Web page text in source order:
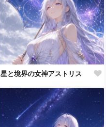
星と境界の女神アストリス